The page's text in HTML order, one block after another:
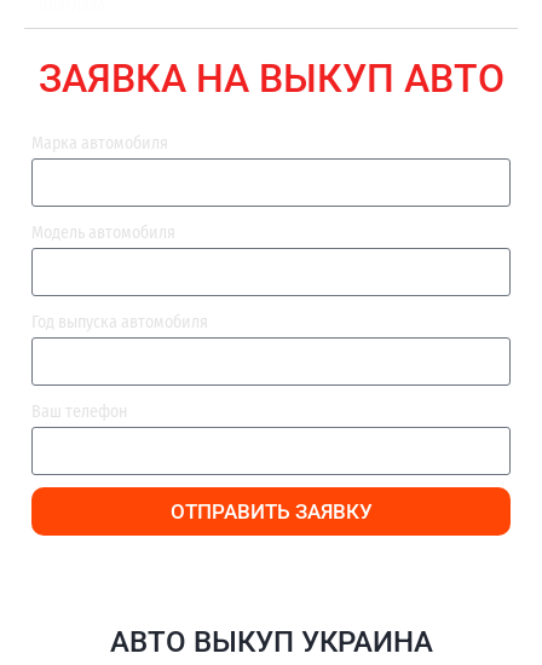
ЗАЯВКА НА ВЫКУП АВТО
Марка автомобиля
Модель автомобиля
Год выпуска автомобиля
Ваш телефон
ОТПРАВИТЬ ЗАЯВКУ
АВТО ВЫКУП УКРАИНА